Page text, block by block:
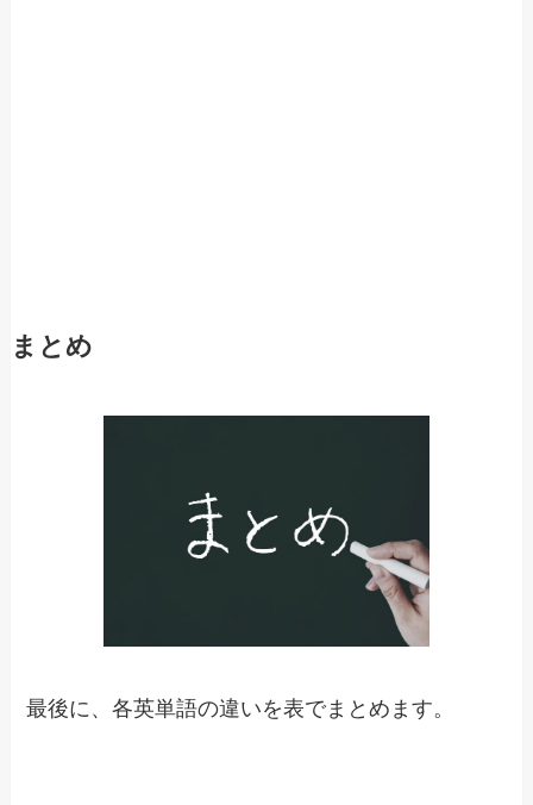
まとめ
最後に、各英単語の違いを表でまとめます。